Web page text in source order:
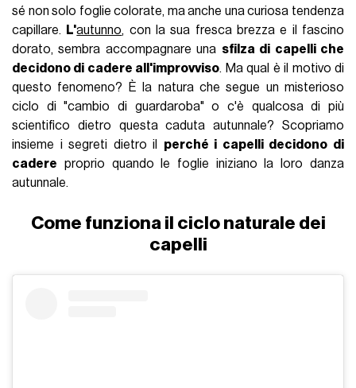
sé non solo foglie colorate, ma anche una curiosa tendenza
capillare.
L'autunno, con la sua fresca brezza e il fascino
dorato, sembra accompagnare una sfilza di capelli che
decidono di cadere all'improvviso. Ma qual è il motivo di
questo fenomeno? È la natura che segue un misterioso
ciclo di "cambio di guardaroba" o c'è qualcosa di più
scientifico dietro questa caduta autunnale? Scopriamo
insieme i segreti dietro il perché i capelli decidono di
cadere proprio quando le foglie iniziano la loro danza
autunnale.
Come funziona il ciclo naturale dei
capelli